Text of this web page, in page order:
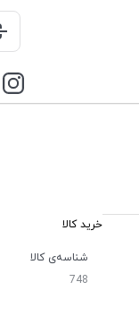
خرید کالا
شناسه‌ی کالا
748